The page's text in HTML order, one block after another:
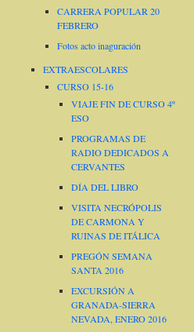
CARRERA POPULAR 20
FEBRERO
Fotos acto inaguración
EXTRAESCOLARES
CURSO 15-16
VIAJE FIN DE CURSO 4º
ESO
PROGRAMAS DE
RADIO DEDICADOS A
CERVANTES
DÍA DEL LIBRO
VISITA NECRÓPOLIS
DE CARMONA Y
RUINAS DE ITÁLICA
PREGÓN SEMANA
SANTA 2016
EXCURSIÓN A
GRANADA-SIERRA
NEVADA, ENERO 2016